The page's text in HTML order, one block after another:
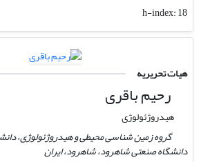
h-index:18
هیات تحریریه
رحیم باقری
هیدروژئولوژی
گروه زمین شناسی محیطی و هیدروژئولوژی،
دانشگاه صنعتی شاهرود، شاهرود، ایران